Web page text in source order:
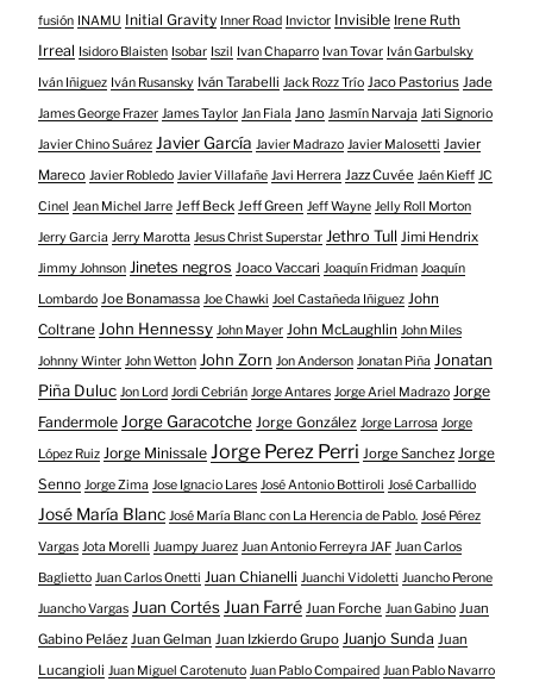
fusión INAMU Initial Gravity Inner Road Invictor Invisible Irene Ruth
Irreal Isidoro Blaisten Isobar Iszil Ivan Chaparro Ivan Tovar Iván Garbulsky
Iván Iñiguez Iván Rusansky Iván Tarabelli Jack Rozz Trío Jaco Pastorius Jade
James George Frazer James Taylor Jan Fiala Jano Jasmín Narvaja Jati Signorio
Javier Chino Suárez Javier García Javier Madrazo Javier Malosetti Javier
Mareco Javier Robledo Javier Villafañe Javi Herrera Jazz Cuvée Jaén Kieff JC
Cinel Jean Michel Jarre Jeff Beck Jeff Green Jeff Wayne Jelly Roll Morton
Jerry Garcia Jerry Marotta Jesus Christ Superstar Jethro Tull Jimi Hendrix
Jimmy Johnson Jinetes negros Joaco Vaccari Joaquín Fridman Joaquín
Lombardo Joe Bonamassa Joe Chawki Joel Castañeda Iñiguez John
Coltrane John Hennessy John Mayer John McLaughlin John Miles
Johnny Winter John Wetton John Zorn Jon Anderson Jonatan Piña Jonatan
Piña Duluc Jon Lord Jordi Cebrián Jorge Antares Jorge Ariel Madrazo Jorge
Fandermole Jorge Garacotche Jorge González Jorge Larrosa Jorge
López Ruiz Jorge Minissale Jorge Perez Perri Jorge Sanchez Jorge
Senno Jorge Zima Jose Ignacio Lares José Antonio Bottiroli José Carballido
José María Blanc José María Blanc con La Herencia de Pablo. José Pérez
Vargas Jota Morelli Juampy Juarez Juan Antonio Ferreyra JAF Juan Carlos
Baglietto Juan Carlos Onetti Juan Chianelli Juanchi Vidoletti Juancho Perone
Juancho Vargas Juan Cortés Juan Farré Juan Forche Juan Gabino Juan
Gabino Peláez Juan Gelman Juan Izkierdo Grupo Juanjo Sunda Juan
Lucangioli Juan Miguel Carotenuto Juan Pablo Compaired Juan Pablo Navarro